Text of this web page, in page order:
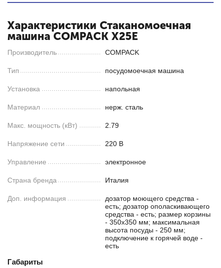
Характеристики Стаканомоечная
машина COMPACK X25E
Производитель COMPACK
Тип посудомоечная машина
Установка напольная
Материал нерж. сталь
Макс. мощность (кВт) 2.79
Напряжение сети 220 В
Управление электронное
Страна бренда Италия
Доп. информация
дозатор моющего средства -
есть; дозатор ополаскивающего
средства - есть; размер корзины
- 350х350 мм; максимальная
высота посуды - 250 мм;
подключение к горячей воде -
есть
Габариты